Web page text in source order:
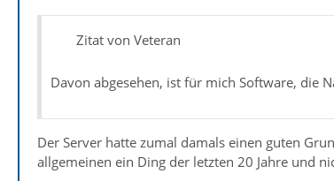
Zitat von Veteran
Davon abgesehen, ist für mich Software, die
Der Server hatte zumal damals einen guten
allgemeinen ein Ding der letzten 20 Jahre und